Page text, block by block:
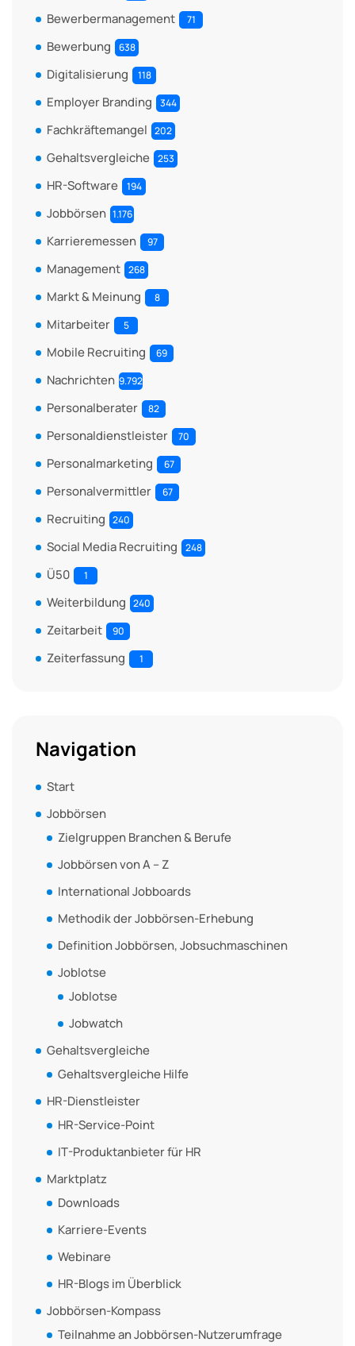
Bewerbermanagement 71
Bewerbung 638
Digitalisierung 118
Employer Branding 344
Fachkräftemangel 202
Gehaltsvergleiche 253
HR-Software 194
Jobbörsen 1.176
Karrieremessen 97
Management 268
Markt & Meinung 8
Mitarbeiter 5
Mobile Recruiting 69
Nachrichten 9.792
Personalberater 82
Personaldienstleister 70
Personalmarketing 67
Personalvermittler 67
Recruiting 240
Social Media Recruiting 248
Ü50 1
Weiterbildung 240
Zeitarbeit 90
Zeiterfassung 1
Navigation
Start
Jobbörsen
Zielgruppen Branchen & Berufe
Jobbörsen von A – Z
International Jobboards
Methodik der Jobbörsen-Erhebung
Definition Jobbörsen, Jobsuchmaschinen
Joblotse
Joblotse
Jobwatch
Gehaltsvergleiche
Gehaltsvergleiche Hilfe
HR-Dienstleister
HR-Service-Point
IT-Produktanbieter für HR
Marktplatz
Downloads
Karriere-Events
Webinare
HR-Blogs im Überblick
Jobbörsen-Kompass
Teilnahme an Jobbörsen-Nutzerumfrage